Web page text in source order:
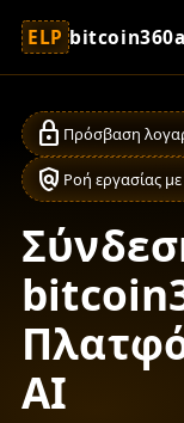
ELP
lock Πρόσβαση
policy Ροή εργασίας
AI